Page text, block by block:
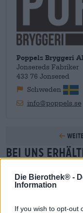
Die Bierothek® -
Information
If you wish to opt-out
durch die Geschichte
der Verkaufszahlen
Erweiterungen des
aufstrebende Brauer,
natürlich gerne
Poppels Bryggeri
Jonsereds Fabriker
433 76 Jonsered
Schweden
info@poppels.se
Bei uns